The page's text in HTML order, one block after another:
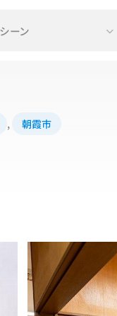
シーン
, 朝霞市